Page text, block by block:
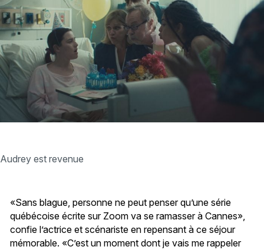
Audrey est revenue
«Sans blague, personne ne peut penser qu’une série
québécoise écrite sur Zoom va se ramasser à Cannes»,
confie l’actrice et scénariste en repensant à ce séjour
mémorable. «C’est un moment dont je vais me rappeler